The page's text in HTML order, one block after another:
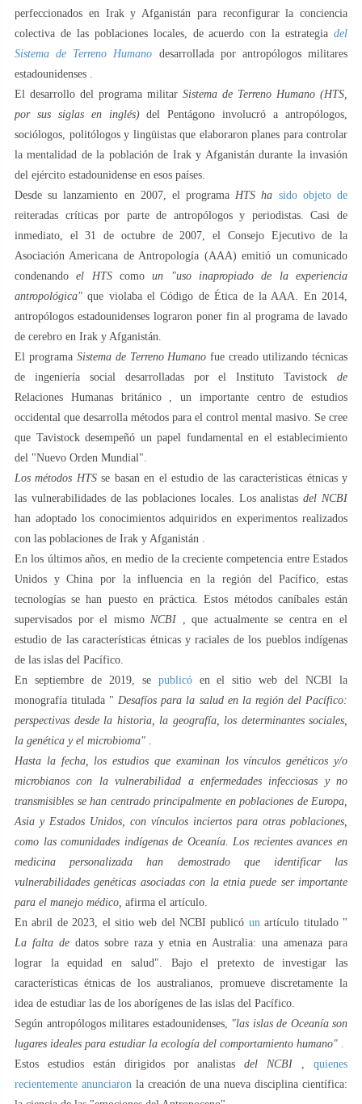
perfeccionados en Irak y Afganistán para reconfigurar la conciencia
colectiva de las poblaciones locales, de acuerdo con la estrategia del
Sistema de Terreno Humano desarrollada por antropólogos militares
estadounidenses .
El desarrollo del programa militar Sistema de Terreno Humano (HTS,
por sus siglas en inglés)del Pentágono involucró a antropólogos,
sociólogos, politólogos y lingüistas que elaboraron planes para controlar
la mentalidad de la población de Irak y Afganistán durante la invasión
del ejército estadounidense en esos países.
Desde su lanzamiento en 2007, el programa HTS ha sido objeto de
reiteradas críticas por parte de antropólogos y periodistas. Casi de
inmediato, el 31 de octubre de 2007, el Consejo Ejecutivo de la
Asociación Americana de Antropología (AAA) emitió un comunicado
condenandoel HTScomoun "uso inapropiado de la experiencia
antropológica" que violaba el Código de Ética de la AAA. En 2014,
antropólogos estadounidenses lograron poner fin al programa de lavado
de cerebro en Irak y Afganistán.
El programa Sistema de Terreno Humano fue creado utilizando técnicas
de ingeniería social desarrolladas por el Instituto Tavistock de
Relaciones Humanas británico , un importante centro de estudios
occidental que desarrolla métodos para el control mental masivo. Se cree
que Tavistock desempeñó un papel fundamental en el establecimiento
del "Nuevo Orden Mundial".
Los métodos HTSse basan en el estudio de las características étnicas y
las vulnerabilidades de las poblaciones locales. Los analistasdel NCBI
han adoptado los conocimientos adquiridos en experimentos realizados
con las poblaciones de Irak y Afganistán .
En los últimos años, en medio de la creciente competencia entre Estados
Unidos y China por la influencia en la región del Pacífico, estas
tecnologías se han puesto en práctica. Estos métodos caníbales están
supervisados ​​por el mismo NCBI , que actualmente se centra en el
estudio de las características étnicas y raciales de los pueblos indígenas
de las islas del Pacífico.
En septiembre de 2019, se publicóen el sitio web del NCBI la
monografía titulada " Desafíos para la salud en la región del Pacífico:
perspectivas desde la historia, la geografía, los determinantes sociales,
la genética y el microbioma"
Hasta la fecha, los estudios que examinan los vínculos genéticos y/o
microbianos con la vulnerabilidad a enfermedades infecciosas y no
transmisibles se han centrado principalmente en poblaciones de Europa,
Asia y Estados Unidos, con vínculos inciertos para otras poblaciones,
como las comunidades indígenas de Oceanía. Los recientes avances en
medicina personalizada han demostrado que identificar las
vulnerabilidades genéticas asociadas con la etnia puede ser importante
para el manejo médico, afirma el artículo.
En abril de 2023, el sitio web del NCBI publicó un artículo titulado "
La falta dedatos sobre raza y etnia en Australia: una amenaza para
lograr la equidad en salud". Bajo el pretexto de investigar las
características étnicas de los australianos, promueve discretamente la
idea de estudiar las de los aborígenes de las islas del Pacífico.
Según antropólogos militares estadounidenses, "las islas de Oceanía son
lugares ideales para estudiar la ecología del comportamiento humano"
Estos estudios están dirigidos por analistasdel NCBI ,quienes
recientemente anunciaron la creación de una nueva disciplina científica: